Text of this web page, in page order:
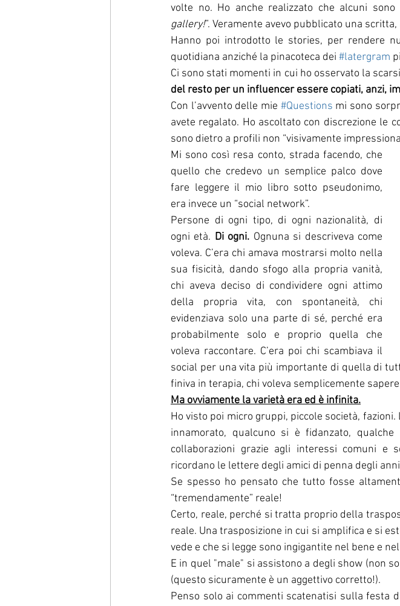
volte no. Ho anche realizzato che alcuni sono
gallery!”. Veramente avevo pubblicato una
Hanno poi introdotto le stories, per rendere
quotidiana anziché la pinacoteca dei #latergram
Ci sono stati momenti in cui ho osservato la
del resto per un influencer essere copiati, anzi,
Con l’avvento delle mie #Questions mi sono
avete regalato. Ho ascoltato con discrezione le
sono dietro a profili non “visivamente
Mi sono così resa conto, strada facendo, che
quello che credevo un semplice palco dove
fare leggere il mio libro sotto pseudonimo,
era invece un “social network”.
Persone di ogni tipo, di ogni nazionalità, di
ogni età. Di ogni. Ognuna si descriveva come
voleva. C’era chi amava mostrarsi molto nella
sua fisicità, dando sfogo alla propria vanità,
chi aveva deciso di condividere ogni attimo
della propria vita, con spontaneità, chi
evidenziava solo una parte di sé, perché era
probabilmente solo e proprio quella che
voleva raccontare. C’era poi chi scambiava il
social per una vita più importante di quella di
finiva in terapia, chi voleva semplicemente
Ma ovviamente la varietà era ed è infinita.
Ho visto poi micro gruppi, piccole società,
innamorato, qualcuno si è fidanzato,
collaborazioni grazie agli interessi comuni e
ricordano le lettere degli amici di penna degli
Se spesso ho pensato che tutto fosse
“tremendamente” reale!
Certo, reale, perché si tratta proprio della
reale. Una trasposizione in cui si amplifica e si
vede e che si legge sono ingigantite nel bene e
E in quel "male" si assistono a degli show (non
(questo sicuramente è un aggettivo corretto!).
Penso solo ai commenti scatenatisi sulla festa